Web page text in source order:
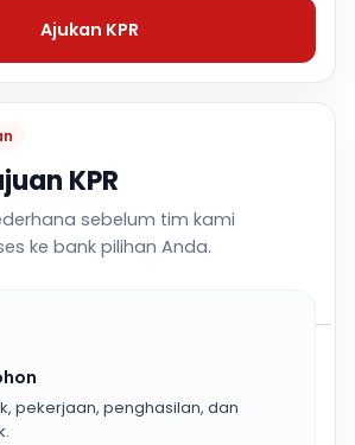
KPR
sebelum tim kami
ke bank pilihan Anda.
pekerjaan, penghasilan, dan
Ajukan KPR